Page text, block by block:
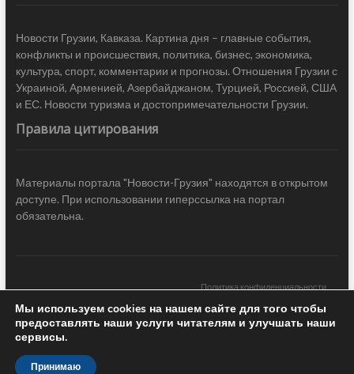
Новости Грузии, Кавказа. Картина дня – главные события,
конфликты и происшествия, политика, бизнес, экономика,
культура, спорт, комментарии и прогнозы. Отношения Грузии с
Украиной, Арменией, Азербайджаном, Турцией, Россией, США
и ЕС. Новости туризма и достопримечательности Грузии.
Правила цитирования
Материалы портала "Новости-Грузия" находятся в открытом
доступе. При использовании гиперссылка на портал
обязательна.
Политика конфиденциальности
Новости Грузии| Black Sea Press LTD © 2020 All Rights Reserved /
Design & development —
Мы используем cookies на нашем сайте для того чтобы
предоставлять наши услуги читателям и улучшать наши
сервисы.
Принимаю